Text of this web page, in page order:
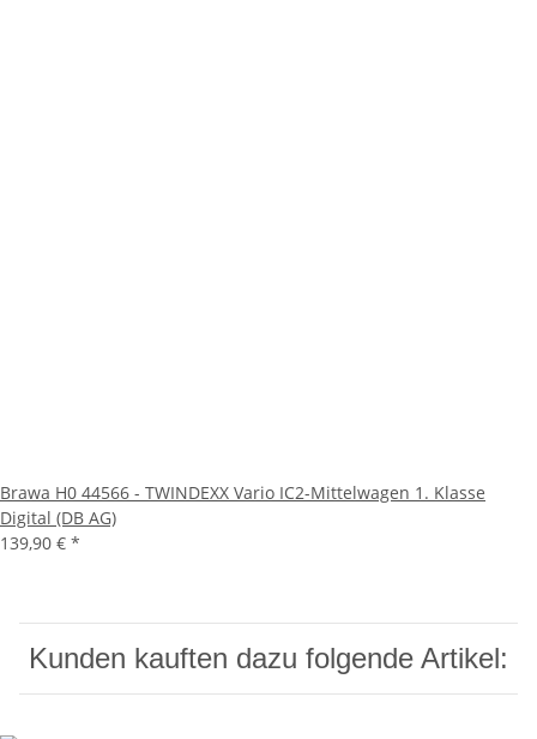
Brawa H0 44566 - TWINDEXX Vario IC2-Mittelwagen 1. Klasse
Digital (DB AG)
139,90 € *
Kunden kauften dazu folgende Artikel: